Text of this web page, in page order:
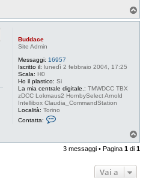
o
Buddace
Site Admin
Messaggi: 16957
Iscritto il: lunedì 2 febbraio 2004, 17:25
Scala: H0
Ho il plastico: Si
La mia centrale digitale.: TMWDCC TBX
zDCC Lokmaus2 HornbySelect Arnold
Intellibox Claudia_CommandStation
Località: Torino
Contatta:
o
p
3 messaggi • Pagina 1 di 1
Vai a